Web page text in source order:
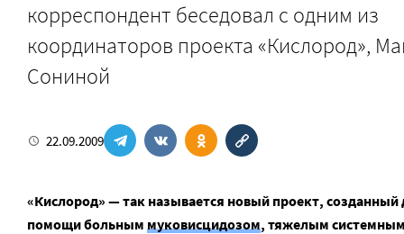
корреспондент беседовал с одним из
координаторов проекта «Кислород»,
Сониной
22.09.2009
«Кислород» — так называется новый проект, созданный
помощи больным муковисцидозом, тяжелым